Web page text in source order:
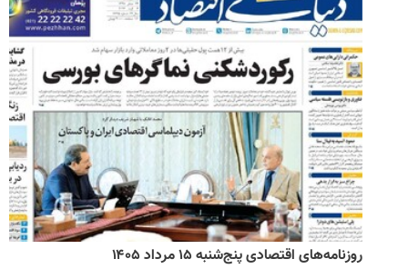
روزنامه‌های اقتصادی پنج‌شنبه ۱۵ مرداد ۱۴۰۵